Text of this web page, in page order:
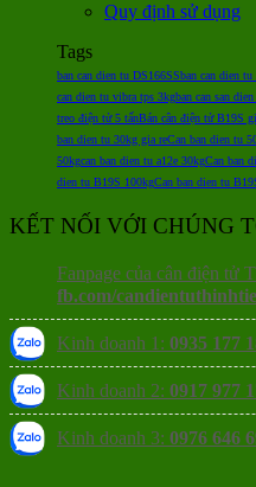
Quy định sử dụng
Tags
ban can dien tu DS166SSban can dien
can dien tu vibra tps 3kgban can san
treo điện tử 5 tấnBán cân điện tử B19S
ban dien tu 30kg gia reCan ban dien tu
50kgcan ban dien tu a12e 30kgCan ban
dien tu B19S 100kgCan ban dien tu
KẾT NỐI VỚI CHÚNG
Fanpage của cân điện tử
fb.com/
Kinh doanh 1: 0935 177
Kinh doanh 2: 0917 977
Kinh doanh 3: 0976 646